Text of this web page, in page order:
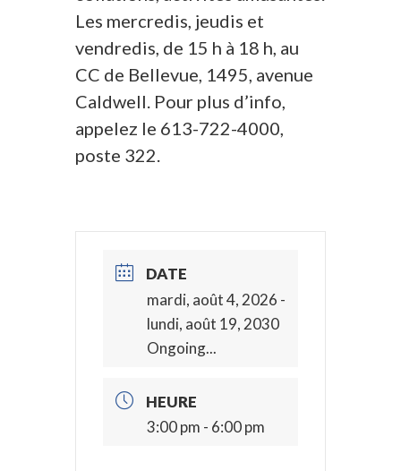
Les mercredis, jeudis et
vendredis, de 15 h à 18 h, au
CC de Bellevue, 1495, avenue
Caldwell. Pour plus d’info,
appelez le 613-722-4000,
poste 322.
DATE
mardi, août 4, 2026 -
lundi, août 19, 2030
Ongoing...
HEURE
3:00 pm - 6:00 pm